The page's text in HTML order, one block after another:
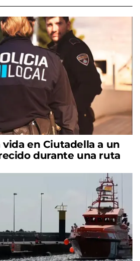
en Ciutadella a un
durante una ruta